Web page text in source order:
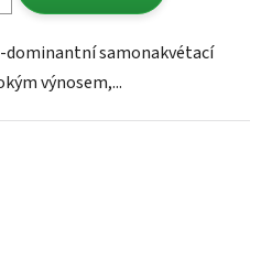
dominantní samonakvétací
výnosem,...